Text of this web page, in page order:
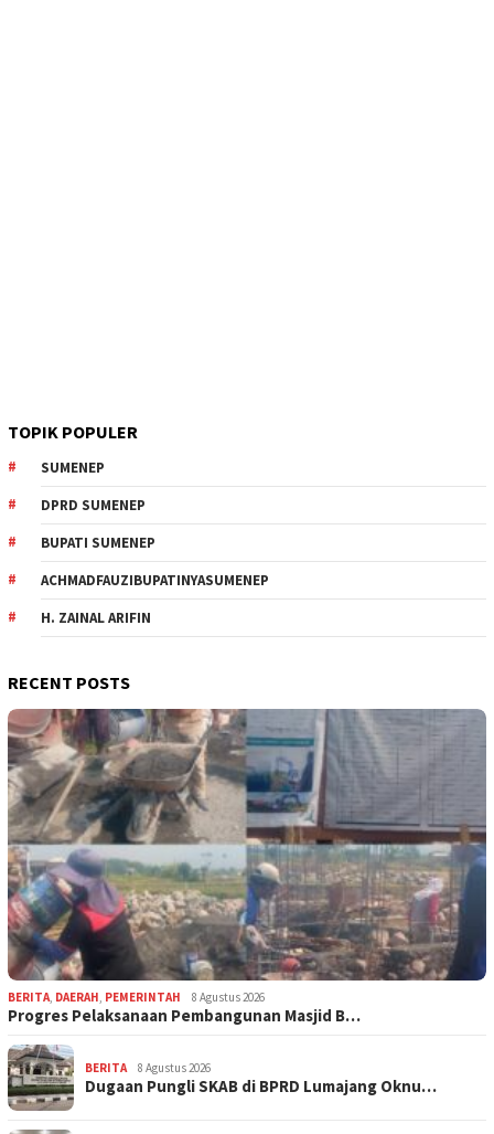
TOPIK POPULER
SUMENEP
DPRD SUMENEP
BUPATI SUMENEP
ACHMADFAUZIBUPATINYASUMENEP
H. ZAINAL ARIFIN
RECENT POSTS
BERITA DAERAH PEMERINTAH 8 Agustus 2026
Progres Pelaksanaan Pembangunan Masjid B…
BERITA 8 Agustus 2026
Dugaan Pungli SKAB di BPRD Lumajang Oknu…